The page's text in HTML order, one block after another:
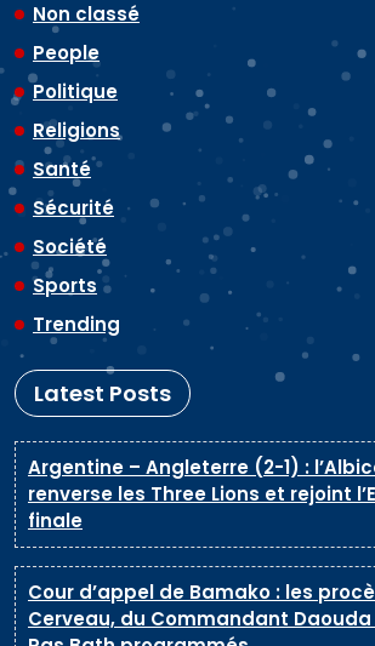
Non classé
People
Politique
Religions
Santé
Sécurité
Société
Sports
Trending
Latest Posts
Argentine – Angleterre (2-1) :
renverse les Three Lions et rejoint
finale
Cour d’appel de Bamako : les
Cerveau, du Commandant